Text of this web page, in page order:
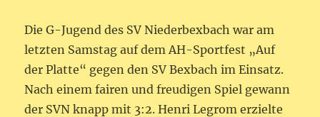
Die G-Jugend des SV Niederbexbach war am
letzten Samstag auf dem AH-Sportfest „Auf
der Platte“ gegen den SV Bexbach im Einsatz.
Nach einem fairen und freudigen Spiel gewann
der SVN knapp mit 3:2. Henri Legrom erzielte